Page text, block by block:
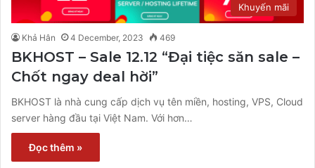
Khuyến mãi
Khả Hân 4 December, 2023 469
BKHOST – Sale 12.12 “Đại tiệc săn sale –
Chốt ngay deal hời”
BKHOST là nhà cung cấp dịch vụ tên miền, hosting, VPS, Cloud
server hàng đầu tại Việt Nam. Với hơn…
Đọc thêm »